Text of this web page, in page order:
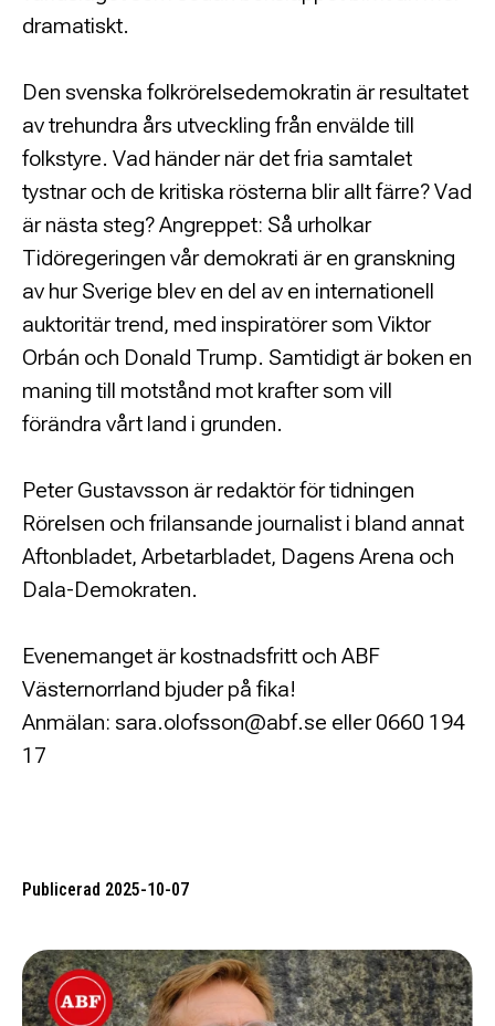
dramatiskt.
Den svenska folkrörelsedemokratin är resultatet
av trehundra års utveckling från envälde till
folkstyre. Vad händer när det fria samtalet
tystnar och de kritiska rösterna blir allt färre? Vad
är nästa steg? Angreppet: Så urholkar
Tidöregeringen vår demokrati är en granskning
av hur Sverige blev en del av en internationell
auktoritär trend, med inspiratörer som Viktor
Orbán och Donald Trump. Samtidigt är boken en
maning till motstånd mot krafter som vill
förändra vårt land i grunden.
Peter Gustavsson är redaktör för tidningen
Rörelsen och frilansande journalist i bland annat
Aftonbladet, Arbetarbladet, Dagens Arena och
Dala-Demokraten.
Evenemanget är kostnadsfritt och ABF
Västernorrland bjuder på fika!
Anmälan: sara.olofsson@abf.se eller 0660 194
17
Publicerad 2025-10-07